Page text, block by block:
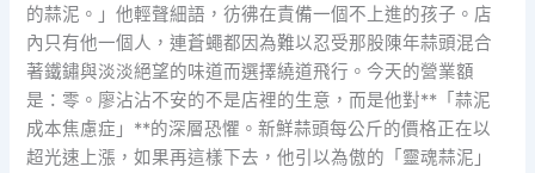
的蒜泥。」他輕聲細語，彷彿在責備一個不上進的孩子。店
內只有他一個人，連蒼蠅都因為難以忍受那股陳年蒜頭混合
著鐵鏽與淡淡絕望的味道而選擇繞道飛行。今天的營業額
是：零。廖沾沾不安的不是店裡的生意，而是他對**「蒜泥
成本焦慮症」**的深層恐懼。新鮮蒜頭每公斤的價格正在以
超光速上漲，如果再這樣下去，他引以為傲的「靈魂蒜泥」